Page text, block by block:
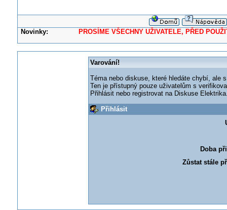
Novinky: PROSÍME VŠECHNY UŽIVATELE, PŘED
Varování!
Téma nebo diskuse, které hledáte chybí, ale
Ten je přístupný pouze uživatelům s
Přihlásit nebo registrovat na Diskuse
Přihlásit
Doba
Zůstat stále